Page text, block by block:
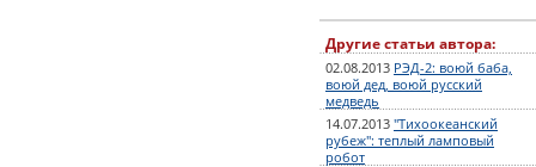
Другие статьи автора:
02.08.2013 РЭД-2: воюй баба,
воюй дед, воюй русский
медведь
14.07.2013 "Тихоокеанский
рубеж": теплый ламповый
робот